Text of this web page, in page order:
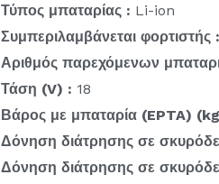
Τύπος μπαταρίας : Li-ion
Συμπεριλαμβάνεται φορτιστής :
Αριθμός παρεχόμενων
Τάση (V) : 18
Βάρος με μπαταρία (EPTA)
Δόνηση διάτρησης σε
Δόνηση διάτρησης σε